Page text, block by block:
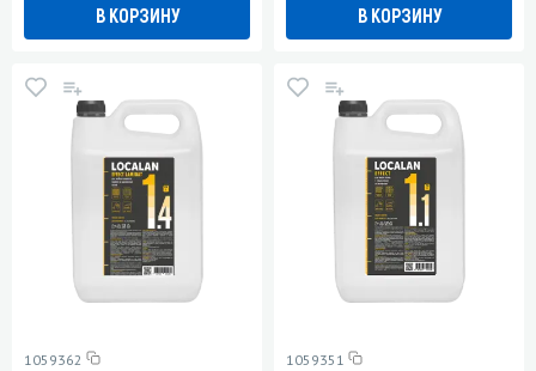
В КОРЗИНУ В КОРЗИНУ
1059362 1059351